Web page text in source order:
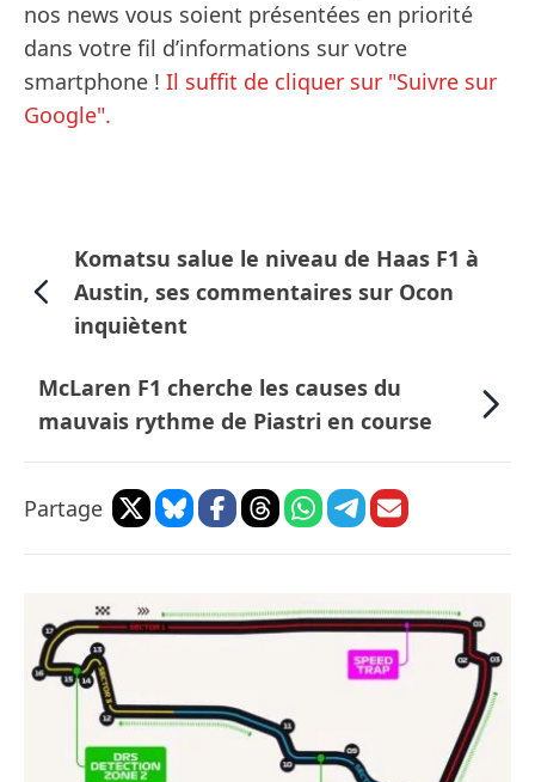
nos news vous soient présentées en priorité
dans votre fil d’informations sur votre
smartphone ! Il suffit de cliquer sur "Suivre sur
Google".
Komatsu salue le niveau de Haas F1 à
Austin, ses commentaires sur Ocon
inquiètent
McLaren F1 cherche les causes du
mauvais rythme de Piastri en course
Partage